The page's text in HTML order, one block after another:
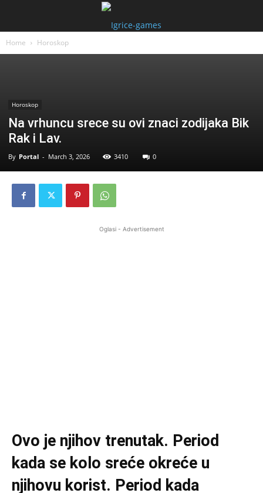
Home Horoskop
Horoskop
Na vrhuncu srece su ovi znaci zodijaka Bik
Rak i Lav.
By Portal - March 3, 2026 3410 0
Oglasi - Advertisement
Ovo je njihov trenutak. Period
kada se kolo sreće okreće u
njihovu korist. Period kada